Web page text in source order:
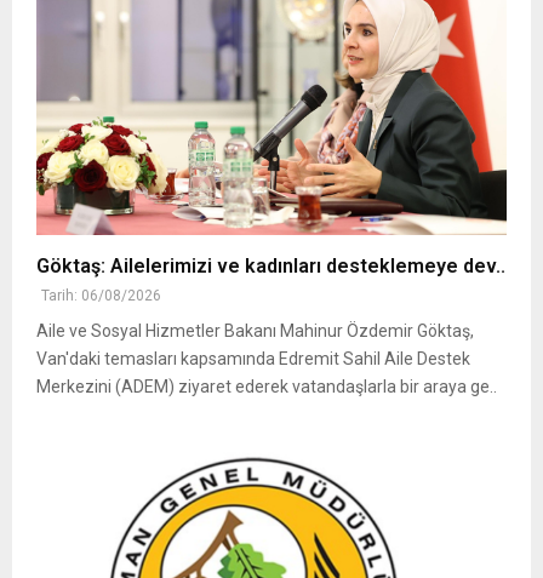
Göktaş: Ailelerimizi ve kadınları desteklemeye dev..
Tarih: 06/08/2026
Aile ve Sosyal Hizmetler Bakanı Mahinur Özdemir Göktaş,
Van'daki temasları kapsamında Edremit Sahil Aile Destek
Merkezini (ADEM) ziyaret ederek vatandaşlarla bir araya ge..